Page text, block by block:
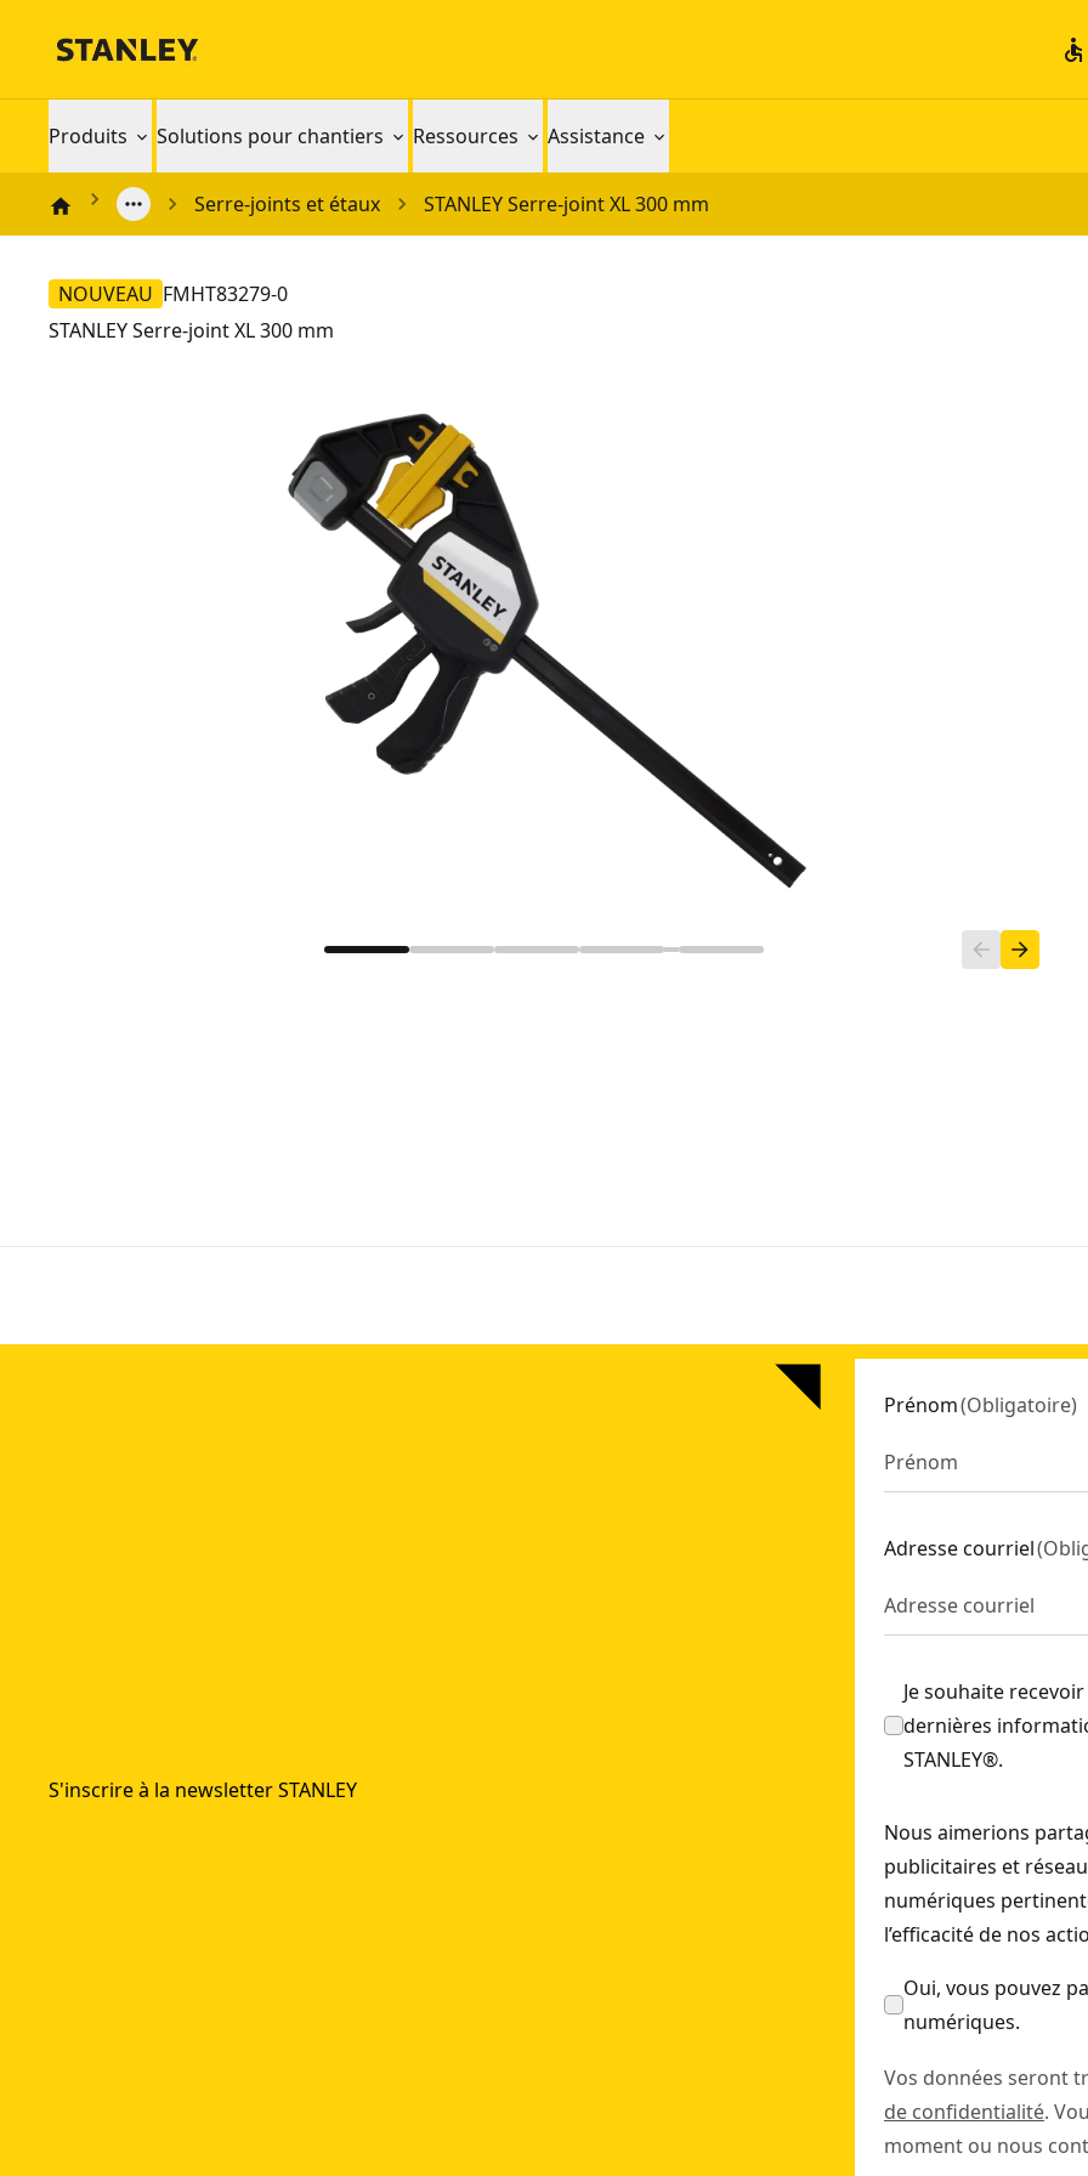
accessible
Produits Solutions pour chantiers Ressources Assistance
Serre-joints et étaux STANLEY Serre-joint XL 300 mm
NOUVEAU FMHT83279-0
STANLEY Serre-joint XL 300 mm
S'inscrire à la newsletter STANLEY
Prénom(Obligatoire)
Adresse courriel(
Je souhaite
dernières
STANLEY®.
Nous aimerions
publicitaires et
numériques
l’efficacité de nos
Oui, vous pouvez
numériques.
Vos données seront
de confidentialité.
moment ou nous